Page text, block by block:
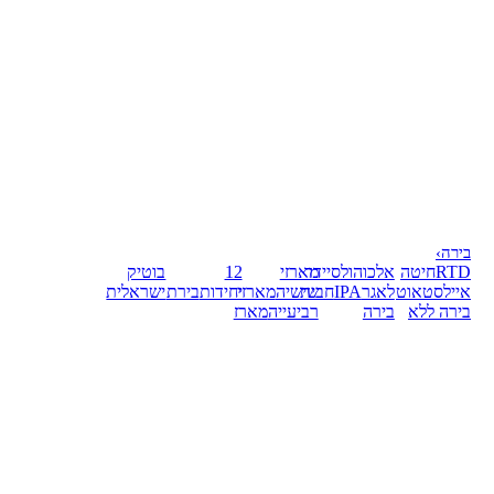
בירה›
RTDחיטה
איילסטאוט
בירה ללא
אלכוהולסיידר
לאגרIPAחבית
בירה
מארזי
שישיהמארזי
רביעייהמארז
12
יחידותבירת
בוטיק
ישראלית